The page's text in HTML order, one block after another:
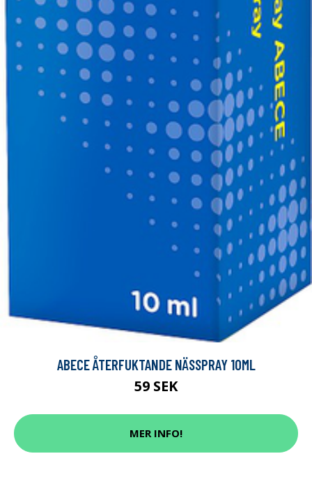
ABECE ÅTERFUKTANDE NÄSSPRAY 10ML
59 SEK
MER INFO!